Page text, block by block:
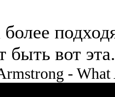
более
быть вот эта.
-